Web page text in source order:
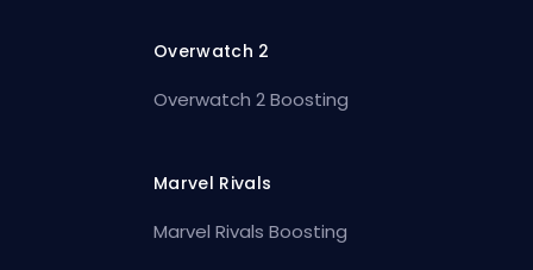
Overwatch 2
Overwatch 2 Boosting
Marvel Rivals
Marvel Rivals Boosting